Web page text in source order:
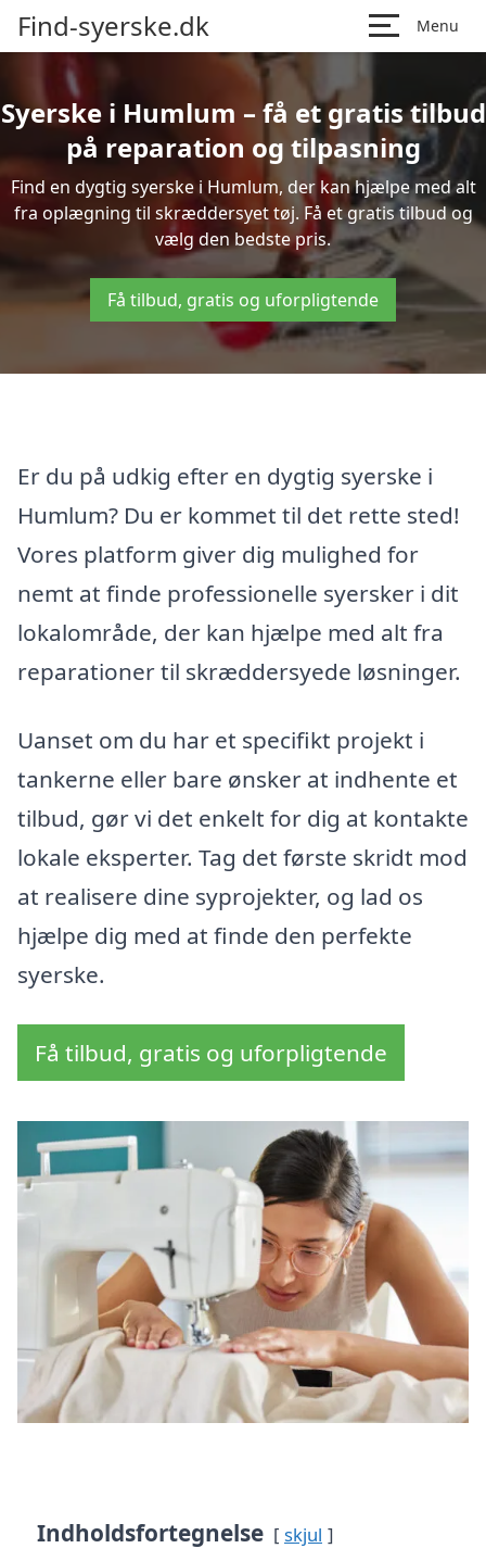
Find-syerske.dk Menu
Syerske i Humlum – få et gratis tilbud
på reparation og tilpasning
Find en dygtig syerske i Humlum, der kan hjælpe med alt
fra oplægning til skræddersyet tøj. Få et gratis tilbud og
vælg den bedste pris.
Få tilbud, gratis og uforpligtende
Er du på udkig efter en dygtig syerske i
Humlum? Du er kommet til det rette sted!
Vores platform giver dig mulighed for
nemt at finde professionelle syersker i dit
lokalområde, der kan hjælpe med alt fra
reparationer til skræddersyede løsninger.
Uanset om du har et specifikt projekt i
tankerne eller bare ønsker at indhente et
tilbud, gør vi det enkelt for dig at kontakte
lokale eksperter. Tag det første skridt mod
at realisere dine syprojekter, og lad os
hjælpe dig med at finde den perfekte
syerske.
Få tilbud, gratis og uforpligtende
Indholdsfortegnelse skjul